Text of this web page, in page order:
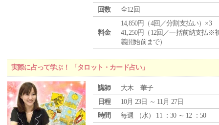
回数
全12回
料金
14,850円（4回／分割支払い）×3
41,250円（12回／一括前納支払※
義開始前まで）
実際に占って学ぶ！ 「タロット・カード占い」
講師
大木 華子
日程
10月 23日 ～ 11月 27日
時間
毎週 （水） 11 ：30 ～ 12 ：50